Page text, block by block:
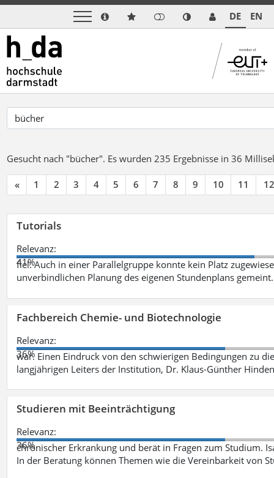
DE EN
Gesucht nach "bücher". Es wurden 235 Ergebnisse in 36
« 1 2 3 4 5 6 7 8 9 10 11 12
Tutorials
Relevanz:
41%
fiel. Auch in einer Parallelgruppe konnte kein Platz
unverbindlichen Planung des eigenen Stundenplans
Fachbereich Chemie- und Biotechnologie
Relevanz:
36%
war. Einen Eindruck von den schwierigen Bedingungen zu
langjährigen Leiters der Institution, Dr. Klaus-Günther
Studieren mit Beeinträchtigung
Relevanz:
36%
chronischer Erkrankung und berät in Fragen zum Studium.
In der Beratung können Themen wie die Vereinbarkeit von